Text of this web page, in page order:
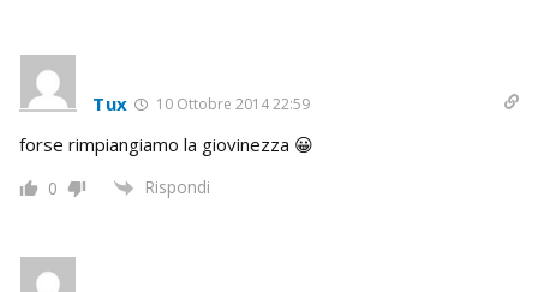
Tux 10 Ottobre 2014 22:59
forse rimpiangiamo la giovinezza 😀
0 Rispondi